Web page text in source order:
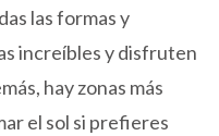
las formas y
increíbles y disfruten
hay zonas más
el sol si prefieres